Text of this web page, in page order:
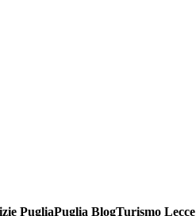
PugliaPuglia BlogTurismo Lecce